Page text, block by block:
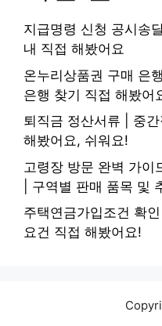
지급명령 신청 공시송
내 직접 해봤어요
온누리상품권 구매 은
은행 찾기 직접 해봤어
퇴직금 정산서류 | 중
해봤어요, 쉬워요!
고령장 방문 완벽 가
| 구역별 판매 품목 및
주택연금가입조건 확
요건 직접 해봤어요!